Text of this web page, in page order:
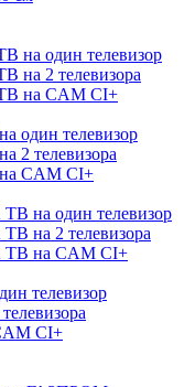
один телевизор
2 телевизора
на CAM CI+
телевизор
телевизора
CAM CI+
на один телевизор
на 2 телевизора
на CAM CI+
телевизор
CI+